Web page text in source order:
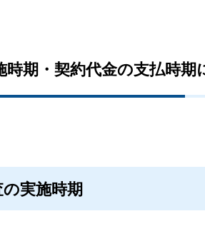
時期・契約代金の支払時
の実施時期